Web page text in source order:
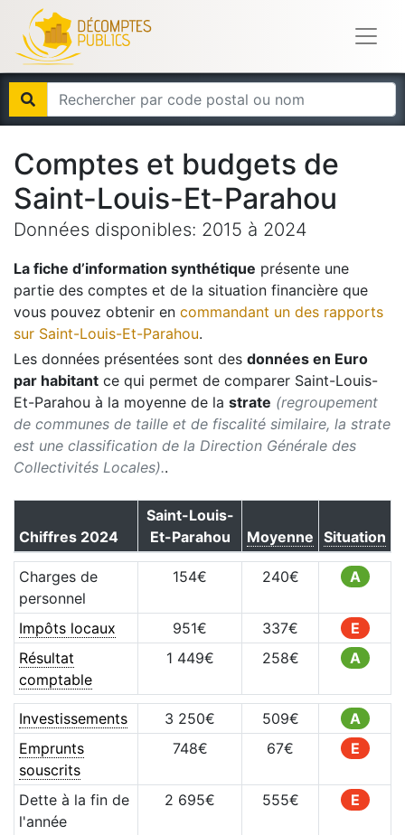
Comptes et budgets de
Saint-Louis-Et-Parahou
Données disponibles: 2015 à 2024
La fiche d’information synthétique présente une
partie des comptes et de la situation financière que
vous pouvez obtenir en commandant un des rapports
sur Saint-Louis-Et-Parahou.
Les données présentées sont des données en Euro
par habitant ce qui permet de comparer Saint-Louis-
Et-Parahou à la moyenne de la strate (regroupement
de communes de taille et de fiscalité similaire, la strate
est une classification de la Direction Générale des
Collectivités Locales)..
Chiffres 2024
Saint-Louis-
Et-Parahou
Moyenne Situation
Charges de
personnel
154€ 240€ A
Impôts locaux 951€ 337€
E
Résultat
comptable
1 449€ 258€ A
Investissements 3 250€ 509€
A
Emprunts
souscrits
748€ 67€ E
Dette à la fin de
l'année
2 695€ 555€ E